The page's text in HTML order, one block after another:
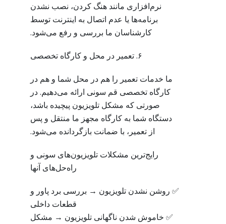
نرم‌افزاری مانند هنگ کردن، نصب نشدن
برنامه‌ها یا عدم اتصال به اینترنت توسط
کارشناسان ما بررسی و رفع می‌شود.
۶. تعمیر در محل و کارگاه تخصصی
ما خدمات تعمیر را هم در محل شما و هم در
کارگاه تخصصی قم سونی ارائه می‌دهیم. در
صورتی که مشکل تلویزیون پیچیده باشد،
دستگاه شما به کارگاه مجهز ما منتقل و پس
از تعمیر، با ضمانت بازگردانده می‌شود.
رایج‌ترین مشکلات تلویزیون‌های سونی و
راه‌حل‌های آنها
✅ روشن نشدن تلویزیون → بررسی برد پاور و
قطعات داخلی
✅ خاموش شدن ناگهانی تلویزیون → مشکل